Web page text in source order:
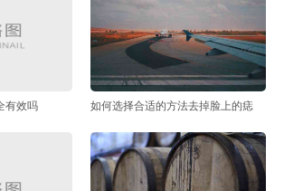
有效吗 如何选择合适的方法去掉脸上的痣